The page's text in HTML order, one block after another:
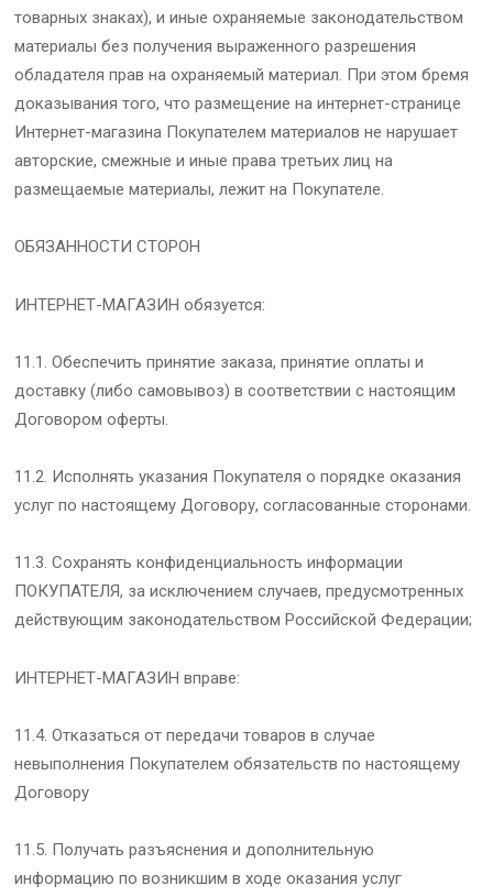
товарных знаках), и иные охраняемые законодательством
материалы без получения выраженного разрешения
обладателя прав на охраняемый материал. При этом бремя
доказывания того, что размещение на интернет-странице
Интернет-магазина Покупателем материалов не нарушает
авторские, смежные и иные права третьих лиц на
размещаемые материалы, лежит на Покупателе.
ОБЯЗАННОСТИ СТОРОН
ИНТЕРНЕТ-МАГАЗИН обязуется:
11.1. Обеспечить принятие заказа, принятие оплаты и
доставку (либо самовывоз) в соответствии с настоящим
Договором оферты.
11.2. Исполнять указания Покупателя о порядке оказания
услуг по настоящему Договору, согласованные сторонами.
11.3. Сохранять конфиденциальность информации
ПОКУПАТЕЛЯ, за исключением случаев, предусмотренных
действующим законодательством Российской Федерации;
ИНТЕРНЕТ-МАГАЗИН вправе:
11.4. Отказаться от передачи товаров в случае
невыполнения Покупателем обязательств по настоящему
Договору
11.5. Получать разъяснения и дополнительную
информацию по возникшим в ходе оказания услуг